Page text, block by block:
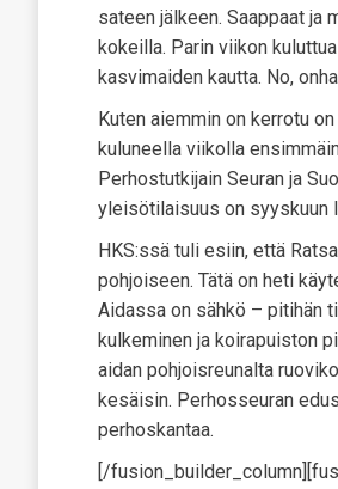
sateen jälkeen. Saappaat
kokeilla. Parin viikon
kasvimaiden kautta. No,
Kuten aiemmin on kerrotu
kuluneella viikolla
Perhostutkijain Seuran ja
yleisötilaisuus on syyskuun
HKS:ssä tuli esiin, että
pohjoiseen. Tätä on heti
Aidassa on sähkö – pitihän
kulkeminen ja koirapuiston
aidan pohjoisreunalta
kesäisin. Perhosseuran
perhoskantaa.
[/